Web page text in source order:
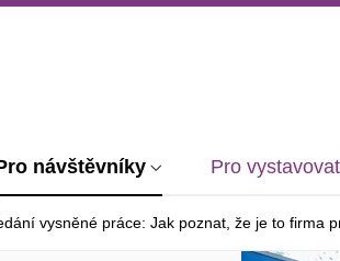
návštěvníky Pro
vysněné práce: Jak poznat, že je to firma